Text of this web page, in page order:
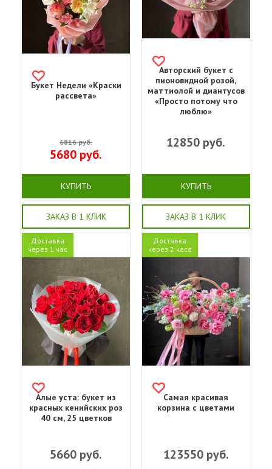
Букет Недели «Краски
рассвета»
6816руб.
5680 руб.
КУПИТЬ
ЗАКАЗ В 1 КЛИК
Авторский букет с
пионовидной розой,
маттиолой и диантусов
«Просто потому что
люблю»
12850 руб.
КУПИТЬ
ЗАКАЗ В 1 КЛИК
Доставка
через 1 час
Алые уста: букет из
красных кенийских роз
40 см, 25 цветков
5660 руб.
Доставка
через 2 часа
Самая красивая
корзина с цветами
123550руб.